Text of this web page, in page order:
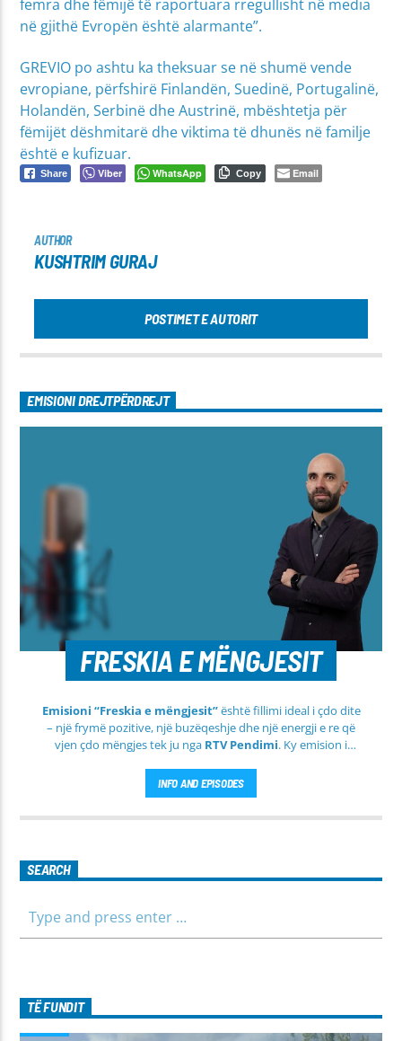
femra dhe fëmijë të raportuara rregullisht në media
në gjithë Evropën është alarmante”.
GREVIO po ashtu ka theksuar se në shumë vende
evropiane, përfshirë Finlandën, Suedinë, Portugalinë,
Holandën, Serbinë dhe Austrinë, mbështetja për
fëmijët dëshmitarë dhe viktima të dhunës në familje
është e kufizuar.
Share Viber WhatsApp Copy Email
AUTHOR
KUSHTRIM GURAJ
POSTIMET E AUTORIT
EMISIONI DREJTPËRDREJT
FRESKIA E MËNGJESIT
Emisioni “Freskia e mëngjesit”është fillimi ideal i çdo dite
– një frymë pozitive, një buzëqeshje dhe një energji e re që
vjen çdo mëngjes tek ju nga RTV Pendimi. Ky emision i
informues dhe më të ngrohtë, duke ju shoqëruar në orët e
para të ditës me përmbajtje të larmishme dhe të dobishme
për të gjithë familjen.
INFO AND EPISODES
SEARCH
TË FUNDIT